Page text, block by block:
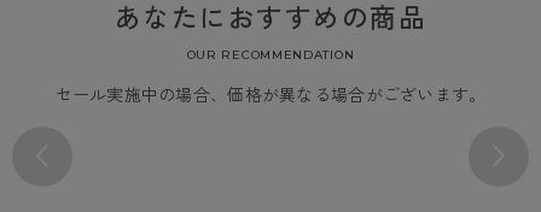
あなたにおすすめの商品
OUR RECOMMENDATION
セール実施中の場合、価格が異なる場合がございます。